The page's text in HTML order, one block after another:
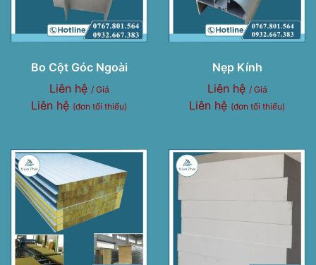
Bo Cột Góc Ngoài
Liên hệ / Giá
Liên hệ (đơn tối thiểu)
Nẹp Kính
Liên hệ / Giá
Liên hệ (đơn tối thiểu)